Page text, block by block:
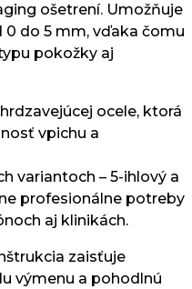
ošetrení. Umožňuje
do 5 mm, vďaka čomu
pokožky aj
ocele, ktorá
vpichu a
variantoch – 5-ihlový a
profesionálne potreby
aj klinikách.
zaisťuje
výmenu a pohodlnú